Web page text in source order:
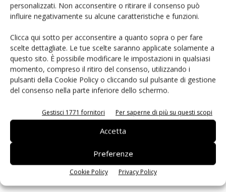
personalizzati. Non acconsentire o ritirare il consenso può
influire negativamente su alcune caratteristiche e funzioni.
Clicca qui sotto per acconsentire a quanto sopra o per fare
scelte dettagliate. Le tue scelte saranno applicate solamente a
questo sito. È possibile modificare le impostazioni in qualsiasi
momento, compreso il ritiro del consenso, utilizzando i
pulsanti della Cookie Policy o cliccando sul pulsante di gestione
del consenso nella parte inferiore dello schermo.
Gestisci 1771 fornitori Per saperne di più su questi scopi
Accetta
Preferenze
Cookie Policy Privacy Policy
Salva il mio nome, email e sito web in questo browser per i